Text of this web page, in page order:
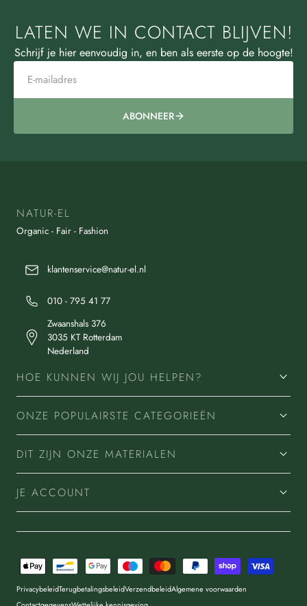
LATEN WE IN CONTACT BLIJVEN!
Schrijf je hier eenvoudig in, en ben als eerste op de hoogte!
ABONNEER
NATUR-EL
Organic - Fair - Fashion
klantenservice@natur-el.nl
010 - 795 41 77
Zwaanshals 376
3035 KT Rotterdam
Nederland
HOE KUNNEN WIJ JOU HELPEN?
ONZE POPULAIRSTE CATEGORIEËN
DIT ZIJN ONZE MATERIALEN
JE ACCOUNT
Betaalmethoden
PrivacybeleidTerugbetalingsbeleidVerzendbeleidAlgemene voorwaarden